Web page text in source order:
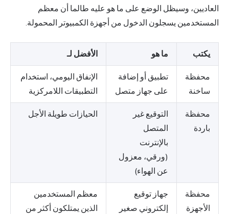
العاديين، وسيظل الوضع على ما هو عليه طالما أن معظم
المستخدمين يسجلون الدخول من أجهزة الكمبيوتر المحمولة.
يكتب ما هو الأفضل لـ
محفظة
ساخنة
تطبيق أو إضافة
على جهاز متصل
الإنفاق اليومي، استخدام
التطبيقات اللامركزية
محفظة
باردة
التوقيع غير
المتصل
بالإنترنت
(ورقي، معزول
عن الهواء)
الحيازات طويلة الأجل
محفظة
الأجهزة
جهاز توقيع
إلكتروني صغير
معظم المستخدمين
الذين يمتلكون أكثر من